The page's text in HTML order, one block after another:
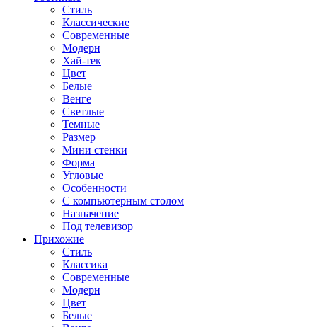
Стиль
Классические
Современные
Модерн
Хай-тек
Цвет
Белые
Венге
Светлые
Темные
Размер
Мини стенки
Форма
Угловые
Особенности
С компьютерным столом
Назначение
Под телевизор
Прихожие
Стиль
Классика
Современные
Модерн
Цвет
Белые